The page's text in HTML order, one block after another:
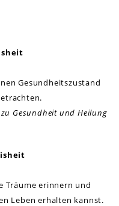
Gesundheitszustand
Gesundheit und Heilung
Träume erinnern und
Leben erhalten kannst.